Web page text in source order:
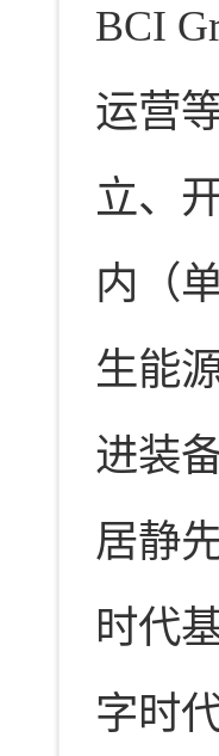
BCI
运营
立、
内（
生能
进装
居静
时代
字时